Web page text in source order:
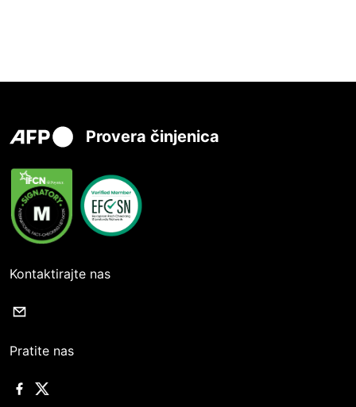
Provera činjenica
Kontaktirajte nas
Pratite nas